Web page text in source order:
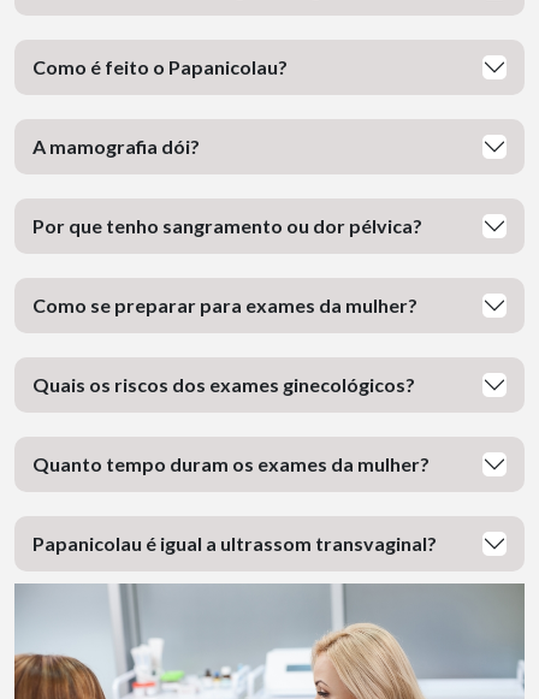
Como é feito o Papanicolau?
A mamografia dói?
Por que tenho sangramento ou dor pélvica?
Como se preparar para exames da mulher?
Quais os riscos dos exames ginecológicos?
Quanto tempo duram os exames da mulher?
Papanicolau é igual a ultrassom transvaginal?